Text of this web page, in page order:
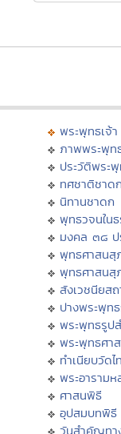
พระพุทธเจ้า
ภาพพระพุท
ประวัติพระ
ทศชาติชาดก
นิทานชาดก
พุทธวจนใน
มงคล ๓๘ ป
พุทธศาสนสุ
พุทธศาสน
สังเวชนียส
ปางพระพุท
พระพุทธรูป
พระพุทธศาส
ทำเนียบวัดไ
พระอารามห
ศาสนพิธี
อุปสมบทพิธี
วันสำคัญทา